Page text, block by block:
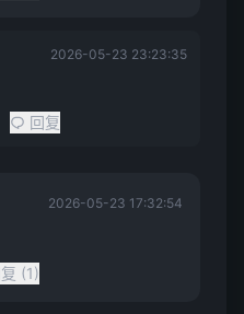
2026-05-23 23:23:35
回复
2026-05-23 17:32:54
(1)